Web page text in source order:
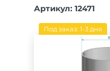
mm.jpg
Артикул: 12471
Под заказ: 1-3 дня